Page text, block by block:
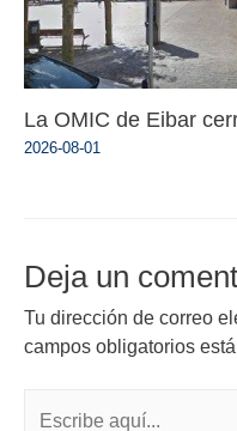
La OMIC de Eibar
2026-08-01
Deja un
Tu dirección de correo
campos obligatorios